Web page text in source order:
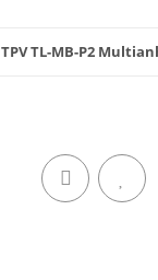
TPV TL-MB-P2